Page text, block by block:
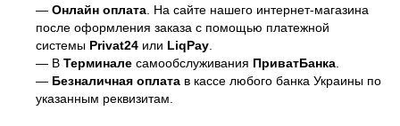
— Онлайн оплата . На сайте нашего интернет-магазина
после оформления заказа с помощью платежной
системы Privat24 или LiqPay
— В Терминале самообслуживания ПриватБанка
— Безналичная оплата в кассе любого банка Украины по
указанным реквизитам.